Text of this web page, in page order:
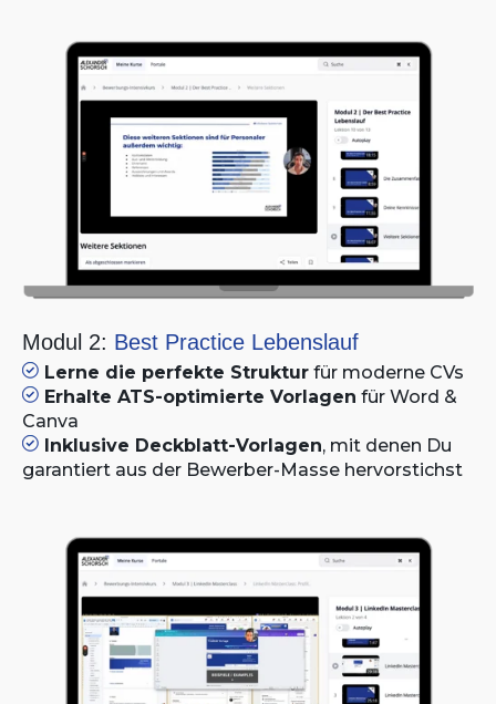
Modul 2: Best Practice Lebenslauf
Lerne die perfekte Struktur für moderne CVs
Erhalte ATS-optimierte Vorlagen für Word &
Canva
Inklusive Deckblatt-Vorlagen, mit denen Du
garantiert aus der Bewerber-Masse hervorstichst